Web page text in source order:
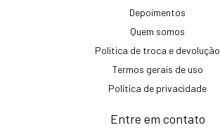
Depoimentos
Quem somos
Política de troca e devolução
Termos gerais de uso
Política de privacidade
Entre em contato